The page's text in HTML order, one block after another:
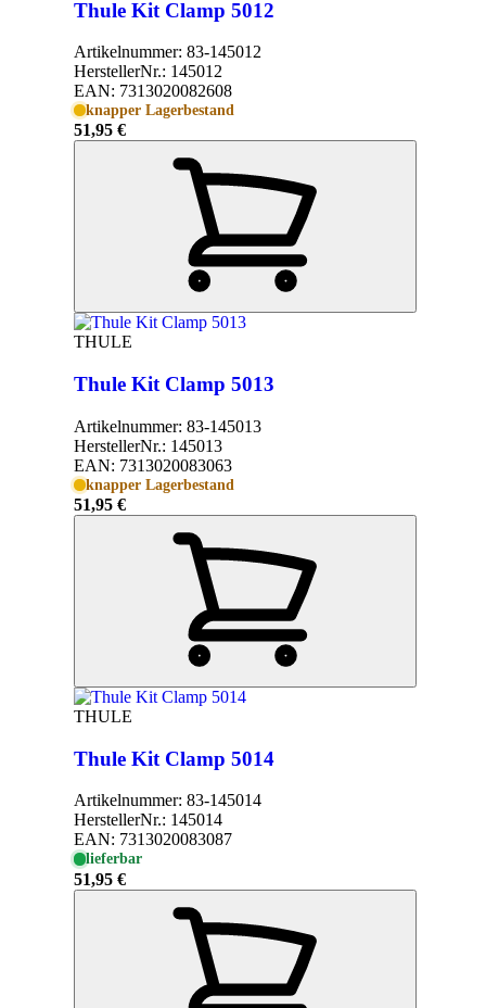
Thule Kit Clamp 5012
Artikelnummer: 83-145012
HerstellerNr.: 145012
EAN: 7313020082608
knapper Lagerbestand
51,95 €
THULE
Thule Kit Clamp 5013
Artikelnummer: 83-145013
HerstellerNr.: 145013
EAN: 7313020083063
knapper Lagerbestand
51,95 €
THULE
Thule Kit Clamp 5014
Artikelnummer: 83-145014
HerstellerNr.: 145014
EAN: 7313020083087
lieferbar
51,95 €